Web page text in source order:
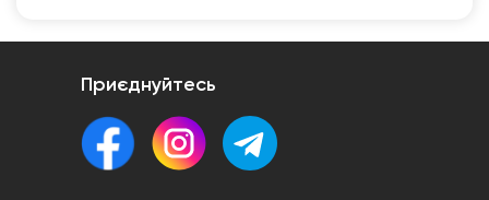
Приєднуйтесь